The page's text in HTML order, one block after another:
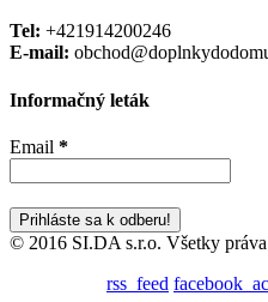
Tel: +421914200246
E-mail:
Informačný leták
Email *
© 2016 SI.DA s.r.o. Všetky
rss_feed